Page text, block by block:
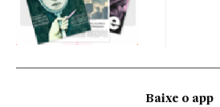
Baixe o app